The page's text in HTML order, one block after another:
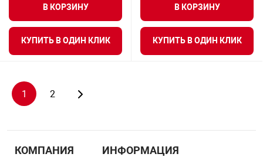
В КОРЗИНУ
КУПИТЬ В ОДИН КЛИК
В КОРЗИНУ
КУПИТЬ В ОДИН КЛИК
1 2
КОМПАНИЯ ИНФОРМАЦИЯ